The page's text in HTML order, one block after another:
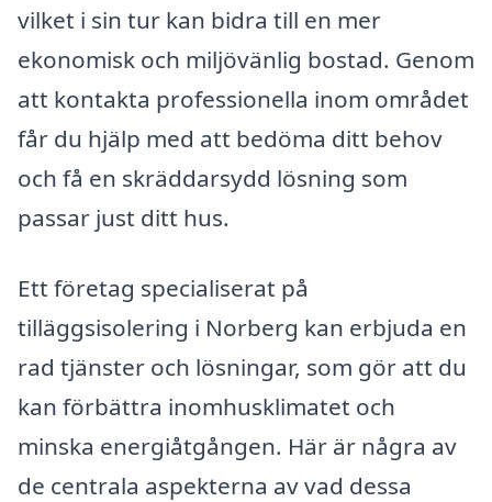
vilket i sin tur kan bidra till en mer
ekonomisk och miljövänlig bostad. Genom
att kontakta professionella inom området
får du hjälp med att bedöma ditt behov
och få en skräddarsydd lösning som
passar just ditt hus.
Ett företag specialiserat på
tilläggsisolering i Norberg kan erbjuda en
rad tjänster och lösningar, som gör att du
kan förbättra inomhusklimatet och
minska energiåtgången. Här är några av
de centrala aspekterna av vad dessa